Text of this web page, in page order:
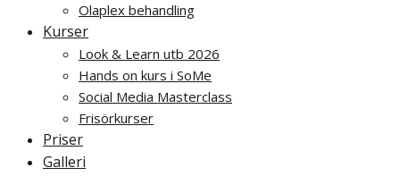
Olaplex behandling
Kurser
Look & Learn utb 2026
Hands on kurs i SoMe
Social Media Masterclass
Frisörkurser
Priser
Galleri